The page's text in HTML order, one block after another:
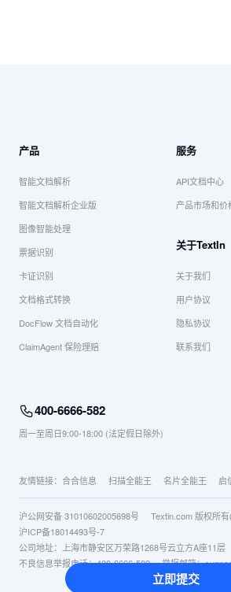
立即提交
产品
智能文档解析
智能文档解析企业版
图像智能处理
票据识别
卡证识别
文档格式转换
DocFlow 文档自动化
ClaimAgent 保险理赔
服务
API文档中心
产品市场和价
关于TextIn
关于我们
用户协议
隐私协议
联系我们
400-6666-582
周一至周日9:00-18:00 (法定假日除外)
友情链接： 合合信息 扫描全能王 名片全能王 启
沪公网安备 31010602005698号 Textin.com 版权所
沪ICP备18014493号-7
公司地址：上海市静安区万荣路1268号云立方A座11层
不良信息举报电话：400-6666-582 举报邮箱：